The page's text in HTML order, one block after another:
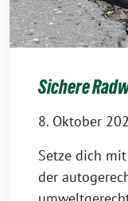
Sichere
8. Oktober
Setze dich
der